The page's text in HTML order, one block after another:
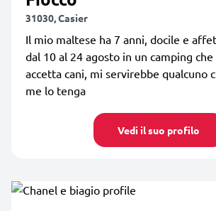
31030, Casier
Il mio maltese ha 7 anni, docile e
dal 10 al 24 agosto in un camping
accetta cani, mi servirebbe qualcuno
me lo tenga
Vedi il suo profilo